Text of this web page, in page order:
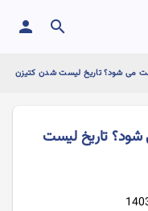
search
person
می شود؟ تاریخ لیست شدن کتیزن
شود؟ تاریخ لیست